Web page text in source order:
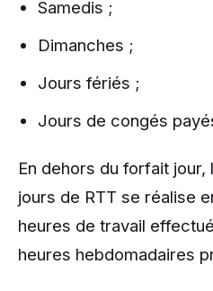
Samedis ;
Dimanches ;
Jours fériés ;
Jours de congés
En dehors du forfait
jours de RTT se réalise
heures de travail
heures hebdomadaires